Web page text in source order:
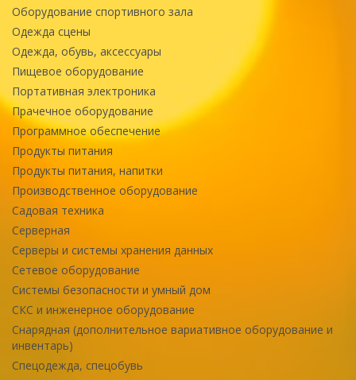
Оборудование спортивного зала
Одежда сцены
Одежда, обувь, аксессуары
Пищевое оборудование
Портативная электроника
Прачечное оборудование
Программное обеспечение
Продукты питания
Продукты питания, напитки
Производственное оборудование
Садовая техника
Серверная
Серверы и системы хранения данных
Сетевое оборудование
Системы безопасности и умный дом
СКС и инженерное оборудование
Снарядная (дополнительное вариативное оборудование и
инвентарь)
Спецодежда, спецобувь